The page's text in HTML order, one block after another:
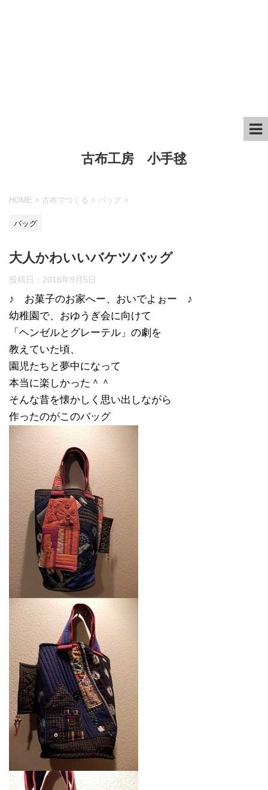
古布工房 小手毬
HOME > 古布でつくる > バッグ >
バッグ
大人かわいいバケツバッグ
投稿日： 2016年9月5日
♪ お菓子のお家へー、おいでよぉー ♪
幼稚園で、おゆうぎ会に向けて
「ヘンゼルとグレーテル」の劇を
教えていた頃、
園児たちと夢中になって
本当に楽しかった＾＾
そんな昔を懐かしく思い出しながら
作ったのがこのバッグ